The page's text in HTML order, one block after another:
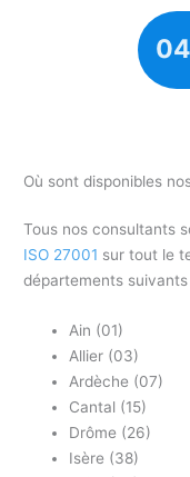
Où sont disponibles
Tous nos consultants
ISO 27001 sur tout le
départements suivants
Ain (01)
Allier (03)
Ardèche (07)
Cantal (15)
Drôme (26)
Isère (38)